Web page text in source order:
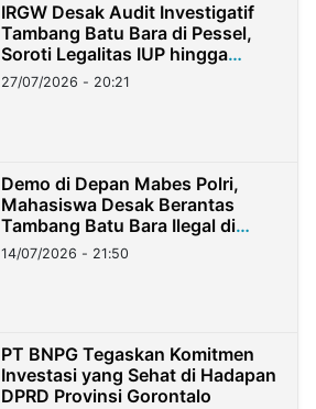
IRGW Desak Audit Investigatif
Tambang Batu Bara di Pessel,
Soroti Legalitas IUP hingga
Stockpile
27/07/2026 - 20:21
Demo di Depan Mabes Polri,
Mahasiswa Desak Berantas
Tambang Batu Bara Ilegal di
Lampung
14/07/2026 - 21:50
PT BNPG Tegaskan Komitmen
Investasi yang Sehat di Hadapan
DPRD Provinsi Gorontalo